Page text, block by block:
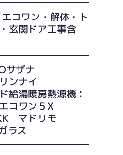
コワン・解体・ト
玄関ドア工事含
サザナ
ンナイ
給湯暖房熱源機：
コワン５X
マドリモ
ラス